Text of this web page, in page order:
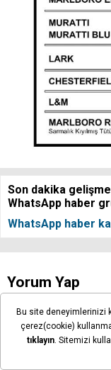
Son dakika
WhatsApp haber
WhatsApp haber
Yorum Yap
Bu site deneyimlerinizi
çerez(cookie)
tıklayın. Sitemizi